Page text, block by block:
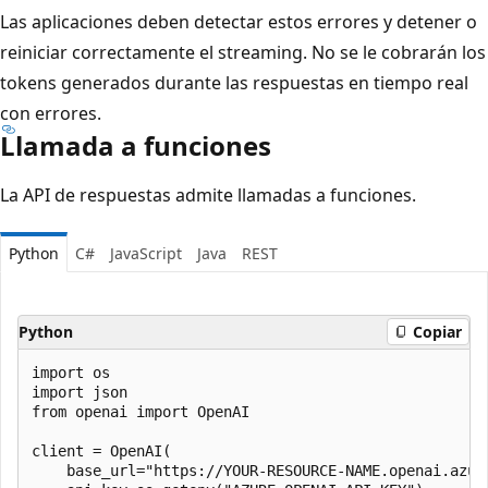
Las aplicaciones deben detectar estos errores y detener o
reiniciar correctamente el streaming. No se le cobrarán los
tokens generados durante las respuestas en tiempo real
con errores.
Llamada a funciones
La API de respuestas admite llamadas a funciones.
Python C# JavaScript Java REST
Python Copiar
import os
import json
from openai import OpenAI
client = OpenAI(
base_url="https://YOUR-RESOURCE-